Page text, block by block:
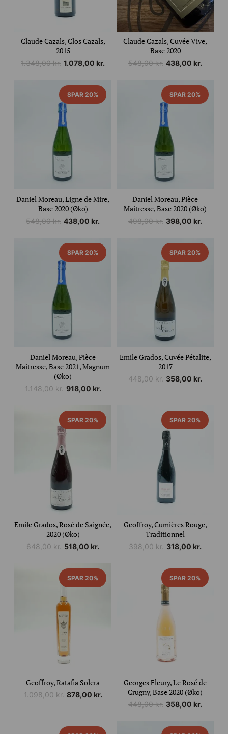
Claude Cazals, Clos Cazals,
2015
1.348,00kr. Den
var:
1.348,00 kr..
1.078,00 kr.
Den
er:
1.078,00 kr..
Claude Cazals, Cuvée Vive,
Base 2020
548,00kr. Den
var:
548,00 kr..
438,00 kr.
Den
er:
438,00 kr..
SPAR 20%
Daniel Moreau, Ligne de Mire,
Base 2020 (Øko)
548,00kr. Den
var:
548,00 kr..
438,00 kr.
Den
er:
438,00 kr..
SPAR 20%
Daniel Moreau, Pièce
Maîtresse, Base 2020 (Øko)
498,00kr. Den
var:
498,00 kr..
398,00 kr.
Den
er:
398,00 kr..
SPAR 20%
Daniel Moreau, Pièce
Maîtresse, Base 2021, Magnum
(Øko)
1.148,00kr.Den
var:
1.148,00 kr..
918,00 kr.
Den
er:
918,00 kr..
SPAR 20%
Emile Grados, Cuvée Pétalite,
2017
448,00kr. Den
var:
448,00 kr..
358,00 kr.
Den
er:
358,00 kr..
SPAR 20%
Emile Grados, Rosé de Saignée,
2020 (Øko)
648,00kr. Den
var:
648,00 kr..
518,00 kr.
Den
er:
518,00 kr..
SPAR 20%
Geoffroy, Cumières Rouge,
Traditionnel
398,00kr. Den
var:
398,00 kr..
318,00 kr.
Den
er:
318,00 kr..
SPAR 20%
Geoffroy, Ratafia Solera
1.098,00kr.Den
var:
878,00 kr.
Den
er:
SPAR 20%
Georges Fleury, Le Rosé de
Crugny, Base 2020 (Øko)
448,00kr. Den
358,00 kr.
Den